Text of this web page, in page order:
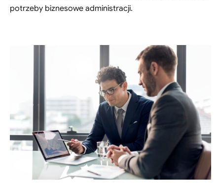
potrzeby biznesowe administracji.